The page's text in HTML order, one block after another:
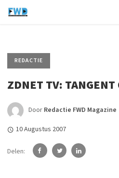
REDACTIE
ZDNET TV: TANGENT
Door Redactie FWD Magazine
10 Augustus 2007
Delen: